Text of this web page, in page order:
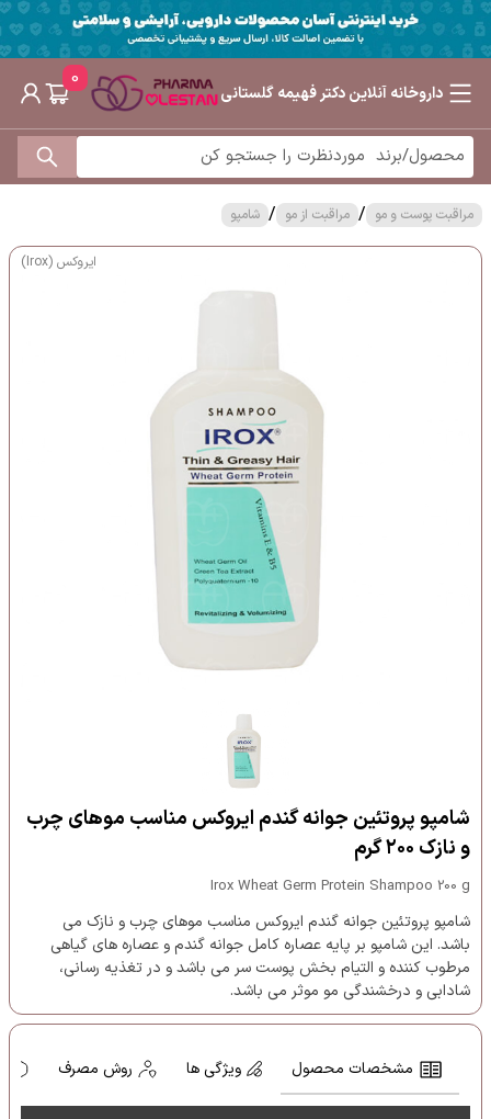
داروخانه آنلاین دکتر فهیمه گلستانی
0
مراقبت پوست و مو / مراقبت از مو / شامپو
ایروکس (Irox)
شامپو پروتئین جوانه گندم ایروکس مناسب موهای چرب
و نازک ۲۰۰ گرم
Irox Wheat Germ Protein Shampoo 200 g
شامپو پروتئین جوانه گندم ایروکس مناسب موهای چرب و نازک می
باشد. این شامپو بر پایه عصاره کامل جوانه گندم و عصاره های گیاهی
مرطوب کننده و التیام بخش پوست سر می باشد و در تغذیه رسانی،
شادابی و درخشندگی مو موثر می باشد.
مشخصات محصول ویژگی ها روش مصرف